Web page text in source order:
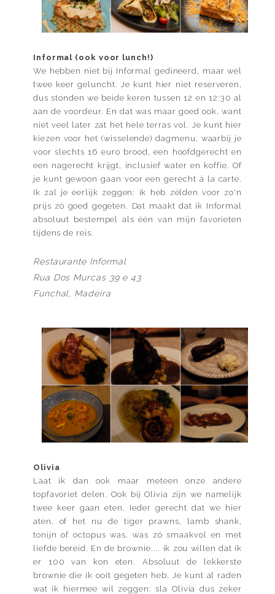
Informal (ook voor lunch!)
We hebben niet bij Informal gedineerd, maar wel
twee keer geluncht. Je kunt hier niet reserveren,
dus stonden we beide keren tussen 12 en 12:30 al
aan de voordeur. En dat was maar goed ook, want
niet veel later zat het hele terras vol. Je kunt hier
kiezen voor het (wisselende) dagmenu, waarbij je
voor slechts 16 euro brood, een hoofdgerecht en
een nagerecht krijgt, inclusief water en koffie. Of
je kunt gewoon gaan voor een gerecht á la carte.
Ik zal je eerlijk zeggen: ik heb zélden voor zo'n
prijs zó goed gegeten. Dat maakt dat ik Informal
absoluut bestempel als één van mijn favorieten
tijdens de reis.
Restaurante Informal
Rua Dos Murcas 39 e 43
Funchal, Madeira
Olivia
Laat ik dan ook maar meteen onze andere
topfavoriet delen. Ook bij Olivia zijn we namelijk
twee keer gaan eten. Ieder gerecht dat we hier
aten, of het nu de tiger prawns, lamb shank,
tonijn of octopus was, was zó smaakvol en met
liefde bereid. En de brownie.... ik zou willen dat ik
er 100 van kon eten. Absoluut de lekkerste
brownie die ik ooit gegeten heb. Je kunt al raden
wat ik hiermee wil zeggen: sla Olivia dus zeker